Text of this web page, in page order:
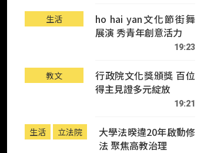
生活
ho hai yan文化節街舞
展演 秀青年創意活力
19:23
教文
行政院文化獎頒獎 百位
得主見證多元綻放
19:21
生活 立法院
大學法暌違20年啟動修
法 聚焦高教治理